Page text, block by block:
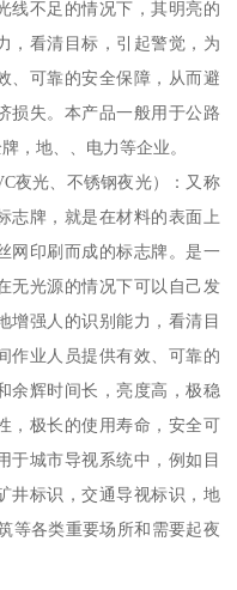
线不足的情况下，其明亮的
，看清目标，引起警觉，为
、可靠的安全保障，从而避
损失。本产品一般用于公路
，地、、电力等企业。
夜光、不锈钢夜光）：又称
志牌，就是在材料的表面上
网印刷而成的标志牌。是一
无光源的情况下可以自己发
增强人的识别能力，看清目
作业人员提供有效、可靠的
余辉时间长，亮度高，极稳
，极长的使用寿命，安全可
于城市导视系统中，例如目
井标识，交通导视标识，地
等各类重要场所和需要起夜